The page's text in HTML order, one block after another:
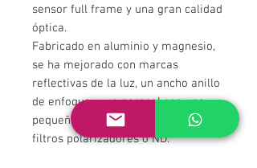
sensor full frame y una gran calidad
óptica.
Fabricado en aluminio y magnesio,
se ha mejorado con marcas
reflectivas de la luz, un ancho anillo
de enfoque, y un parasol con una
pequeña apertura para regular
filtros polarizadores o ND.